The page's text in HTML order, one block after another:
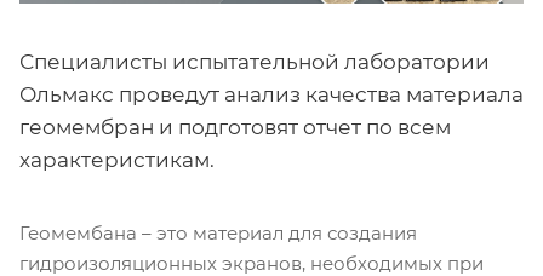
Специалисты испытательной лаборатории
Ольмакс проведут анализ качества материала
геомембран и подготовят отчет по всем
характеристикам.
Геомембана – это материал для создания
гидроизоляционных экранов, необходимых при